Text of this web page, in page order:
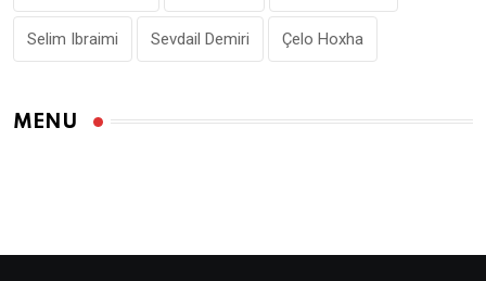
Selim Ibraimi Sevdail Demiri Çelo Hoxha
MENU